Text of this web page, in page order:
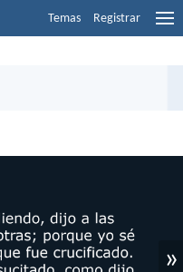
Temas Registrar
»